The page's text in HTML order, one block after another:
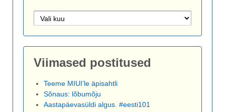
Arhiiv
Viimased postitused
Teeme MIUI’le äpisahtli
Sõnaus: lõbumõju
Aastapäevasüldi algus. #eesti101